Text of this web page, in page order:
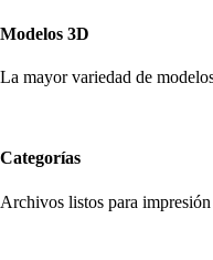
Modelos 3D
La mayor variedad de
Categorías
Archivos listos para